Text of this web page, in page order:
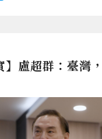
】盧超群：臺灣